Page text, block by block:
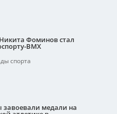
Фоминов стал
ВМХ
спорта
завоевали медали на